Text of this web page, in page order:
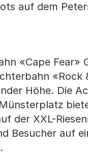
auf dem
«Cape Fear»
«Rock
Höhe. Die
der XXL-
Besucher auf